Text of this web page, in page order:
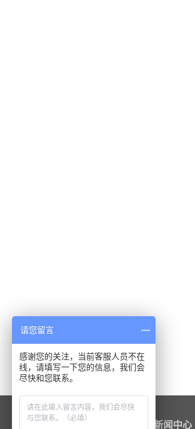
新闻中心
请您留言
感谢您的关注，当前客服人员不在
线，请填写一下您的信息，我们会
尽快和您联系。